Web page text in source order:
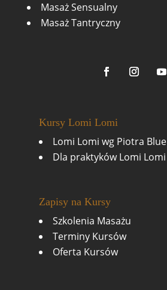
Masaż Sensualny
Masaż Tantryczny
Kursy Lomi Lomi
Lomi Lomi wg Piotra Blue
Dla praktyków Lomi Lomi
Zapisy na Kursy
Szkolenia Masażu
Terminy Kursów
Oferta Kursów